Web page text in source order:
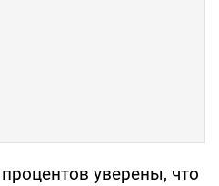
уверены, что